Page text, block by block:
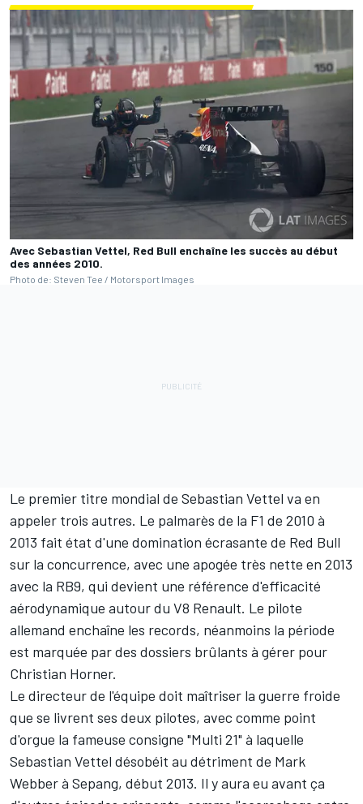
Avec Sebastian Vettel, Red Bull enchaîne les succès au début
des années 2010.
Photo de: Steven Tee / Motorsport Images
Le premier titre mondial de Sebastian Vettel va en
appeler trois autres. Le palmarès de la F1 de 2010 à
2013 fait état d'une domination écrasante de Red Bull
sur la concurrence, avec une apogée très nette en 2013
avec la RB9, qui devient une référence d'efficacité
aérodynamique autour du V8 Renault. Le pilote
allemand enchaîne les records, néanmoins la période
est marquée par des dossiers brûlants à gérer pour
Christian Horner.
Le directeur de l'équipe doit maîtriser la guerre froide
que se livrent ses deux pilotes, avec comme point
d'orgue la fameuse consigne "Multi 21" à laquelle
Sebastian Vettel désobéit au détriment de Mark
Webber à Sepang, début 2013. Il y aura eu avant ça